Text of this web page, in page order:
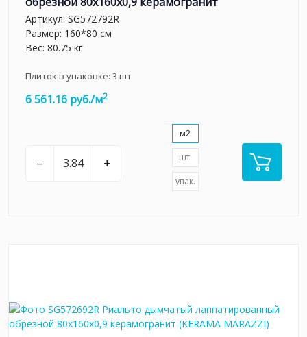
Артикул: SG572792R
Размер: 160*80 см
Вес: 80.75 кг
Плиток в упаковке: 3 шт
6 561.16 руб./м2
– +
м2
шт.
упак.